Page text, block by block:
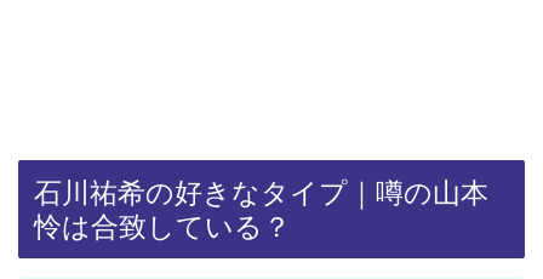
石川祐希の好きなタイプ｜噂の山本
怜は合致している？